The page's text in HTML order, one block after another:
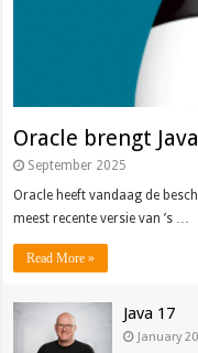
Oracle brengt
September 2025
Oracle heeft vandaag de
meest recente versie van ’s …
Read More »
Java 17
January